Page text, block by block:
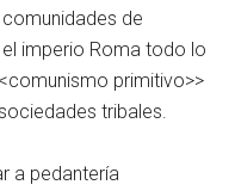
de
imperio Roma todo lo
primitivo>>
tribales.
a pedantería